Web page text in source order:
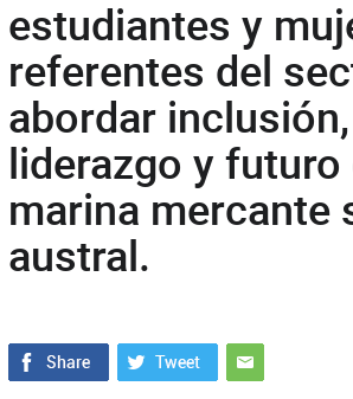
estudiantes y
referentes del
abordar inclusión,
liderazgo y futuro
marina mercante
austral.